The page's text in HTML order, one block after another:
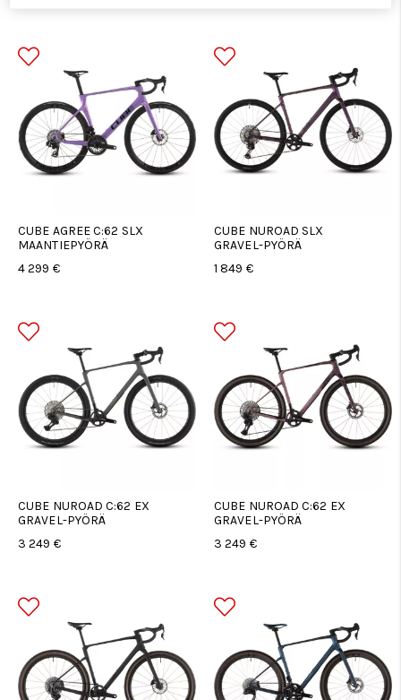
CUBE AGREE C:62 SLX
MAANTIEPYÖRÄ
4 299 €
CUBE NUROAD SLX
GRAVEL-PYÖRÄ
1 849 €
CUBE NUROAD C:62 EX
GRAVEL-PYÖRÄ
3 249 €
CUBE NUROAD C:62 EX
GRAVEL-PYÖRÄ
3 249 €